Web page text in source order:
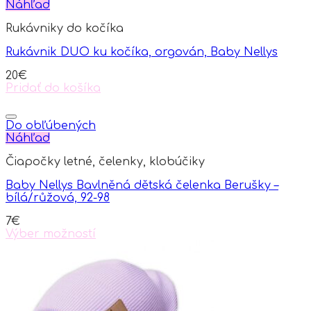
Náhľad
Rukávniky do kočíka
Rukávnik DUO ku kočíka, orgován, Baby Nellys
20€
Pridať do košíka
Do obľúbených
Náhľad
Čiapočky letné, čelenky, klobúčiky
Baby Nellys Bavlněná dětská čelenka Berušky –
bílá/růžová, 92-98
7€
Výber možností
variants.